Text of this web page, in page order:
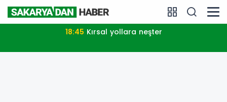
18:45 Kırsal yollara neşter